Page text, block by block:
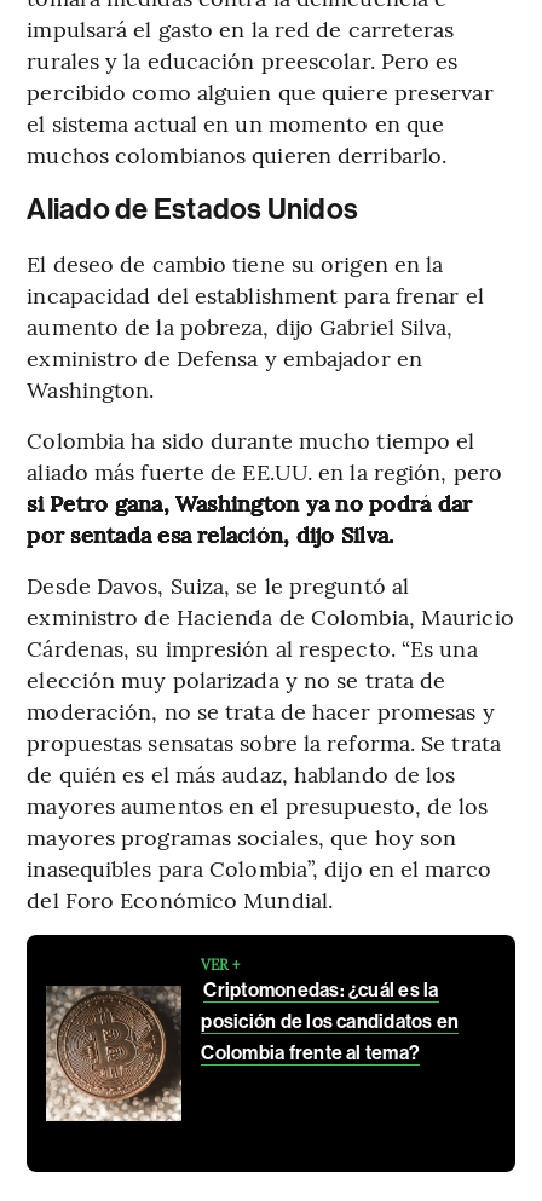
impulsará el gasto en la red de carreteras
rurales y la educación preescolar. Pero es
percibido como alguien que quiere preservar
el sistema actual en un momento en que
muchos colombianos quieren derribarlo.
Aliado de Estados Unidos
El deseo de cambio tiene su origen en la
incapacidad del establishment para frenar el
aumento de la pobreza, dijo Gabriel Silva,
exministro de Defensa y embajador en
Washington.
Colombia ha sido durante mucho tiempo el
aliado más fuerte de EE.UU. en la región, pero
si Petro gana, Washington ya no podrá dar
por sentada esa relación, dijo Silva.
Desde Davos, Suiza, se le preguntó al
exministro de Hacienda de Colombia, Mauricio
Cárdenas, su impresión al respecto. “Es una
elección muy polarizada y no se trata de
moderación, no se trata de hacer promesas y
propuestas sensatas sobre la reforma. Se trata
de quién es el más audaz, hablando de los
mayores aumentos en el presupuesto, de los
mayores programas sociales, que hoy son
inasequibles para Colombia”, dijo en el marco
del Foro Económico Mundial.
VER +
Criptomonedas: ¿cuál es la
posición de los candidatos en
Colombia frente al tema?